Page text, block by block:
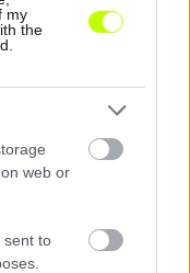
my
the
web or
sent to
Hírek